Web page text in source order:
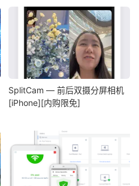
SplitCam — 前后双摄分屏相机
[iPhone][内购限免]